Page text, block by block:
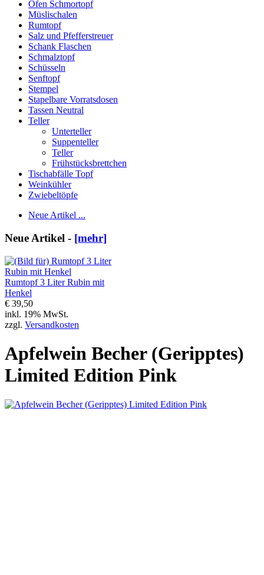
Ofen Schmortopf
Müslischalen
Rumtopf
Salz und Pfefferstreuer
Schank Flaschen
Schmalztopf
Schüsseln
Senftopf
Stempel
Stapelbare Vorratsdosen
Tassen Neutral
Teller
Unterteller
Suppenteller
Teller
Frühstücksbrettchen
Tischabfälle Topf
Weinkühler
Zwiebeltöpfe
Neue Artikel ...
Neue Artikel - [mehr]
Rumtopf 3 Liter Rubin mit
Henkel
€ 39,50
inkl. 19% MwSt.
zzgl. Versandkosten
Apfelwein Becher (Geripptes)
Limited Edition Pink